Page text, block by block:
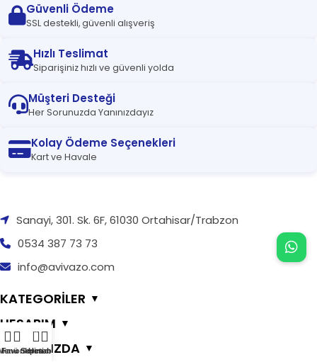
Güvenli Ödeme
SSL destekli, güvenli alışveriş
Hızlı Teslimat
Siparişiniz hızlı ve güvenli yolda
Müşteri Desteği
Her Sorunuzda Yanınızdayız
Kolay Ödeme Seçenekleri
Kart ve Havale
Sanayi, 301. Sk. 6F, 61030 Ortahisar/Trabzon
0534 387 73 73
info@avivazo.com
KATEGORİLER ▼
HESABIM ▼
HAKKIMIZDA ▼
Favorilerim
0
Sepetim
Hesabım